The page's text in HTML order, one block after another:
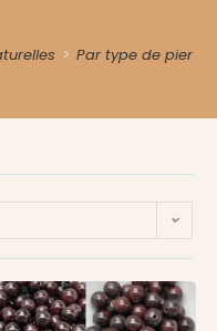
> Par type de pierre